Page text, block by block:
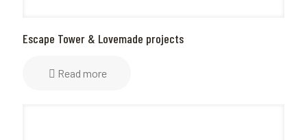
Escape Tower & Lovemade projects
Read more